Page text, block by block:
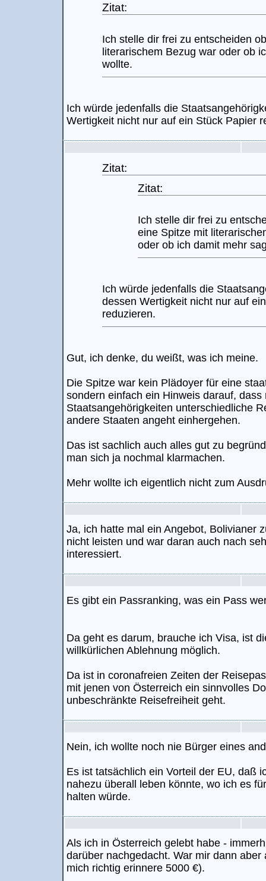
Zitat:
Ich stelle dir frei zu entscheiden
literarischem Bezug war oder ob
wollte.
Ich würde jedenfalls die
Wertigkeit nicht nur auf ein Stück Papier
Zitat:
Zitat:
Ich stelle dir frei zu
eine Spitze mit
oder ob ich damit mehr
Ich würde jedenfalls die
dessen Wertigkeit nicht nur auf
reduzieren.
Gut, ich denke, du weißt, was ich meine.
Die Spitze war kein Plädoyer für eine
sondern einfach ein Hinweis darauf, dass
Staatsangehörigkeiten unterschiedliche
andere Staaten angeht einhergehen.
Das ist sachlich auch alles gut zu
man sich ja nochmal klarmachen.
Mehr wollte ich eigentlich nicht zum
Ja, ich hatte mal ein Angebot, Bolivianer
nicht leisten und war daran auch nach
interessiert.
Es gibt ein Passranking, was ein Pass
Da geht es darum, brauche ich Visa, ist
willkürlichen Ablehnung möglich.
Da ist in coronafreien Zeiten der
mit jenen von Österreich ein sinnvolles
unbeschränkte Reisefreiheit geht.
Nein, ich wollte noch nie Bürger eines
Es ist tatsächlich ein Vorteil der EU, daß
nahezu überall leben könnte, wo ich es
halten würde.
Als ich in Österreich gelebt habe -
darüber nachgedacht. War mir dann
mich richtig erinnere 5000 €).